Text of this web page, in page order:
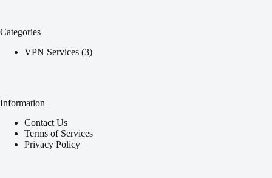
Categories
VPN Services 33
Information
Contact Us
Terms of Services
Privacy Policy